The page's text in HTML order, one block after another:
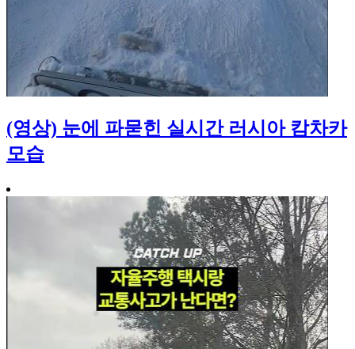
(영상) 눈에 파묻힌 실시간 러시아 캄차카
모습